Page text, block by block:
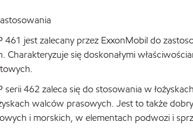
jest zalecany przez ExxonMobil do
Charakteryzuje się doskonałymi
462 zaleca się do stosowania w
walców prasowych. Jest to także
i morskich, w elementach podwozi i